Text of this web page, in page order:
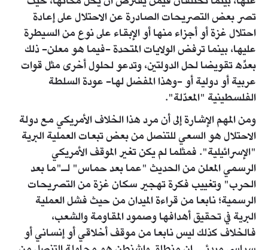
تصر بعض التصريحات الصادرة عن الاحتلال على إعادة
احتلال غزة أو أجزاء منها أو الإبقاء على نوع من السيطرة
عليها، بينما ترفض الولايات المتحدة -فيما هو معلن- ذلك
بعدِّه تقويضا لحل الدولتين، وتدعو لحلول أخرى مثل قوات
عربية أو دولية أو -وهذا المفضل لها- عودة السلطة
الفلسطينية "المعدّلة".
ومن المهم الإشارة إلى أن مرد هذا الخلاف الأمريكي مع دولة
الاحتلال هو السعي للتنصل من بعض تبعات العملية البرية
"الإسرائيلية". فمثلما لم يكن تغير الموقف الأمريكي
الرسمي المعلن من الحديث "عما بعد حماس" لـ"ما بعد
الحرب" وتغييب فكرة تهجير سكان غزة من التصريحات
الرسمية؛ نابعا من قراءة الميدان من حيث فشل العملية
البرية في تحقيق أهدافها وصمود المقاومة والشعب،
فالخلاف كذلك ليس نابعا من موقف أخلاقي أو إنساني أو